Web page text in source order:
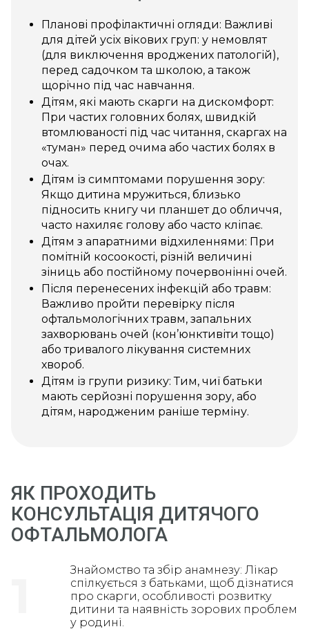
Планові профілактичні огляди: Важливі
для дітей усіх вікових груп: у немовлят
(для виключення вроджених патологій),
перед садочком та школою, а також
щорічно під час навчання.
Дітям, які мають скарги на дискомфорт:
При частих головних болях, швидкій
втомлюваності під час читання, скаргах на
«туман» перед очима або частих болях в
очах.
Дітям із симптомами порушення зору:
Якщо дитина мружиться, близько
підносить книгу чи планшет до обличчя,
часто нахиляє голову або часто кліпає.
Дітям з апаратними відхиленнями: При
помітній косоокості, різній величині
зіниць або постійному почервонінні очей.
Після перенесених інфекцій або травм:
Важливо пройти перевірку після
офтальмологічних травм, запальних
захворювань очей (кон’юнктивіти тощо)
або тривалого лікування системних
хвороб.
Дітям із групи ризику: Тим, чиї батьки
мають серйозні порушення зору, або
дітям, народженим раніше терміну.
ЯК ПРОХОДИТЬ
КОНСУЛЬТАЦІЯ ДИТЯЧОГО
ОФТАЛЬМОЛОГА
Знайомство та збір анамнезу: Лікар
спілкується з батьками, щоб дізнатися
про скарги, особливості розвитку
дитини та наявність зорових проблем
у родині.